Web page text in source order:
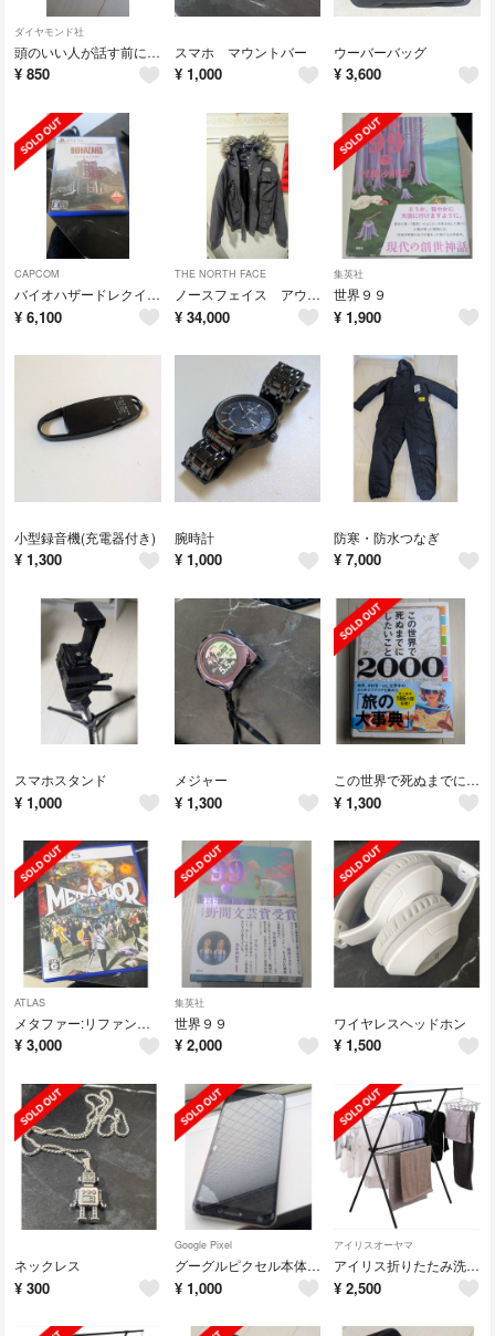
ダイヤモンド社
頭のいい人が話す前に考えていること
¥ 850
スマホ マウントバー
¥ 1,000
ウーバーバッグ
¥ 3,600
CAPCOM
バイオハザードレクイエム
¥ 6,100
THE NORTH FACE
ノースフェイス アウタージャケット
¥ 34,000
集英社
世界９９
¥ 1,900
小型録音機(充電器付き)
¥ 1,300
腕時計
¥ 1,000
防寒・防水つなぎ
¥ 7,000
スマホスタンド
¥ 1,000
メジャー
¥ 1,300
この世界で死ぬまでにしたいこと２０００
¥ 1,300
ATLAS
メタファー:リファンタジオ PS5 パッケージ通常版
¥ 3,000
集英社
世界９９
¥ 2,000
ワイヤレスヘッドホン
¥ 1,500
ネックレス
¥ 300
Google Pixel
グーグルピクセル本体 ジャンク品
¥ 1,000
アイリスオーヤマ
アイリス折りたたみ洗濯干し
¥ 2,500